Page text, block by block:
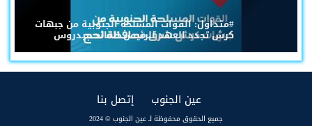
#متداول: القوات المسلحة الجنوبية من جبهات
كرش تجدد العهد للرئيس القائد عيدروس
عين الجنوب إتصل بنا
جميع الحقوق محفوظة لـ عين الجنوب © 2024